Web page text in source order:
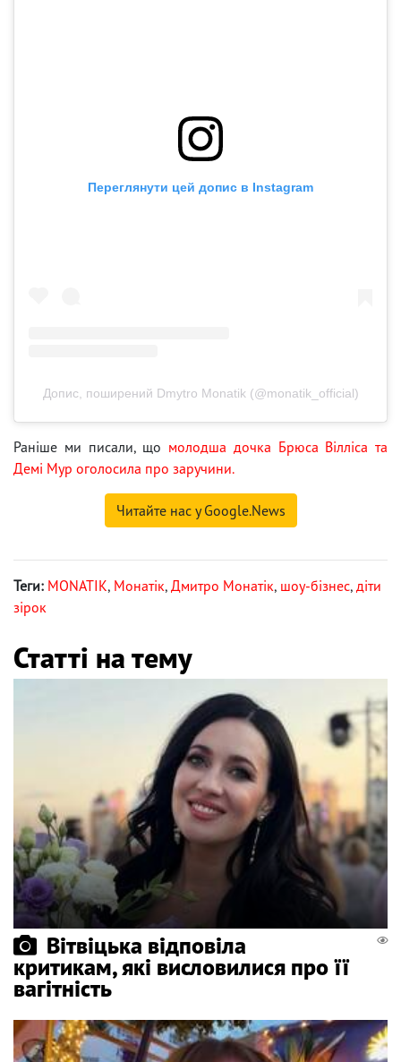
Переглянути цей допис в Instagram
Допис, поширений Dmytro Monatik (@monatik_official)
Раніше ми писали, що молодша дочка Брюса Вілліса та
Демі Мур оголосила про заручини.
Читайте нас у Google.News
Теги: MONATIK, Монатік, Дмитро Монатік, шоу-бізнес, діти
зірок
Статті на тему
Вітвіцька відповіла
критикам, які висловилися про її
вагітність